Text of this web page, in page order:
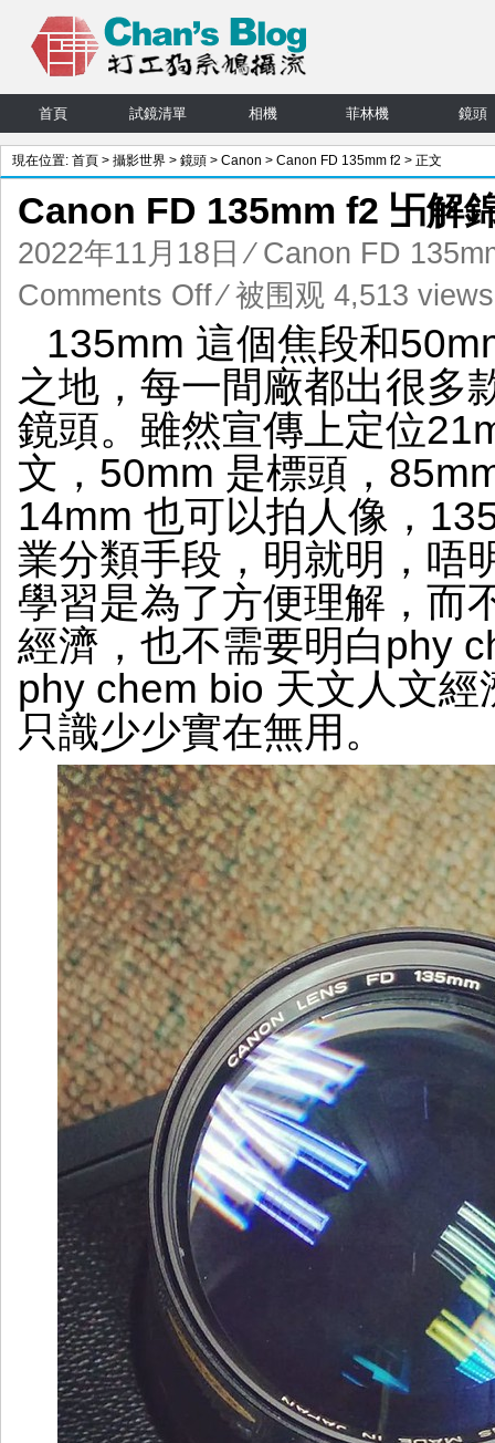
首頁 試鏡清單 相機 菲林機 鏡頭
現在位置: 首頁 > 攝影世界 > 鏡頭 > Canon > Canon FD 135mm f2 > 正文
Canon FD 135mm f2 卐解
2022年11月18日 ⁄ Canon FD
Comments Offon
Canon
FD
135mm
f2
解
妙
鏡
⁄ 被围观 4,513
135mm 這個焦段和
之地，每一間廠都出很多
鏡頭。雖然宣傳上定位
文，50mm 是標頭，
14mm 也可以拍人像，
業分類手段，明就明，唔
學習是為了方便理解，而
經濟，也不需要明白phy
phy chem bio 天文人文
只識少少實在無用。